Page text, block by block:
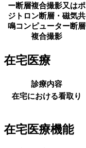
ー断層複合撮影又はポ
ジトロン断層・磁気共
鳴コンピューター断層
複合撮影
在宅医療
診療内容
在宅における看取り
在宅医療機能